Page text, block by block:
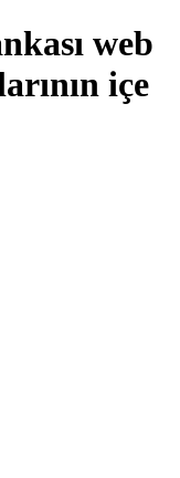
web
içe